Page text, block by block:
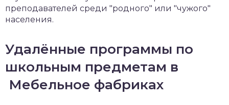
преподавателей среди "родного" или "чужого"
населения.
Удалённые программы по
школьным предметам в
Мебельное фабриках